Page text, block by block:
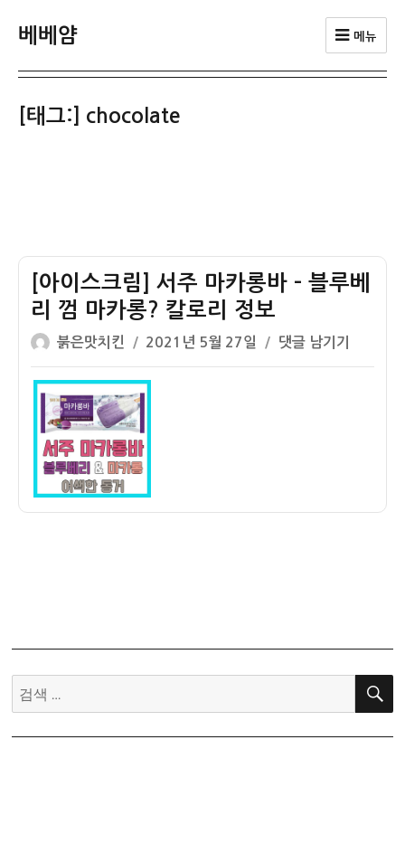
베베얌 메뉴
[태그:] chocolate
[아이스크림] 서주 마카롱바 – 블루베
리 껌 마카롱? 칼로리 정보
글
쓴
이
붉은맛치킨
작
성
일
2021년 5월 27일
[아
이
댓글 남기기
검
색:
검